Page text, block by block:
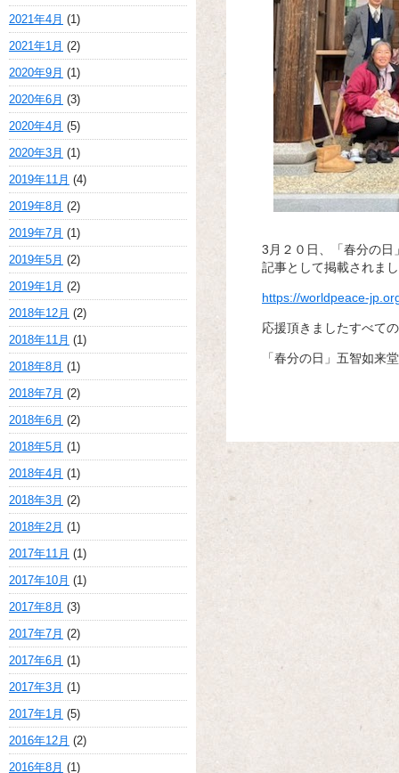
3月２０日、「春分の日
記事として掲載されま
https://worldpeace-
応援頂きましたすべて
「春分の日」五智如来
2021年4月 (1)
2021年1月 (2)
2020年9月 (1)
2020年6月 (3)
2020年4月 (5)
2020年3月 (1)
2019年11月 (4)
2019年8月 (2)
2019年7月 (1)
2019年5月 (2)
2019年1月 (2)
2018年12月 (2)
2018年11月 (1)
2018年8月 (1)
2018年7月 (2)
2018年6月 (2)
2018年5月 (1)
2018年4月 (1)
2018年3月 (2)
2018年2月 (1)
2017年11月 (1)
2017年10月 (1)
2017年8月 (3)
2017年7月 (2)
2017年6月 (1)
2017年3月 (1)
2017年1月 (5)
2016年12月 (2)
2016年8月 (1)